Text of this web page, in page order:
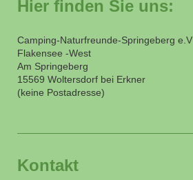
Hier finden Sie uns:
Camping-Naturfreunde-Springeberg e.V
Flakensee -West
Am Springeberg
15569 Woltersdorf bei Erkner
(keine Postadresse)
Kontakt